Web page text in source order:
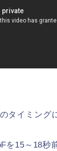
タイミング
を15～18秒